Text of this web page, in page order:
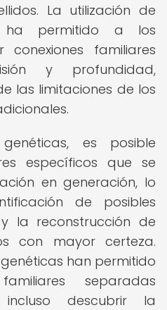
La utilización de
ha permitido a los
conexiones familiares
y profundidad,
las limitaciones de los
es posible
específicos que se
en generación, lo
de posibles
la reconstrucción de
con mayor certeza.
han permitido
separadas
descubrir la